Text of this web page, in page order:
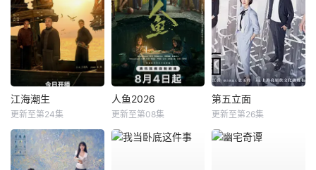
江海潮生
更新至第24集
人鱼2026
更新至第08集
第五立面
更新至第26集